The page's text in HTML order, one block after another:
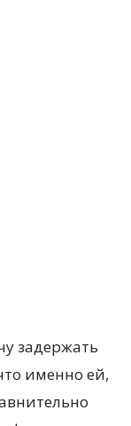
задержать
именно ей,